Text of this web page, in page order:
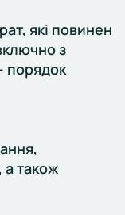
які повинен
з
порядок
а також